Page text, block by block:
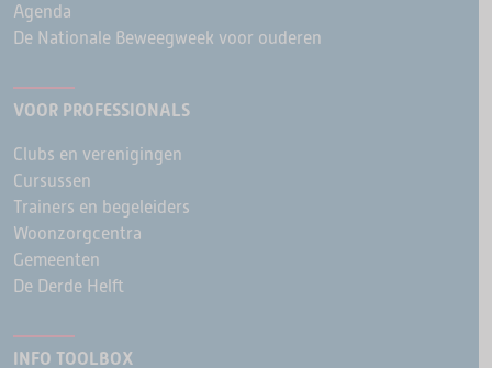
Agenda
De Nationale Beweegweek voor ouderen
VOOR PROFESSIONALS
Clubs en verenigingen
Cursussen
Trainers en begeleiders
Woonzorgcentra
Gemeenten
De Derde Helft
INFO TOOLBOX